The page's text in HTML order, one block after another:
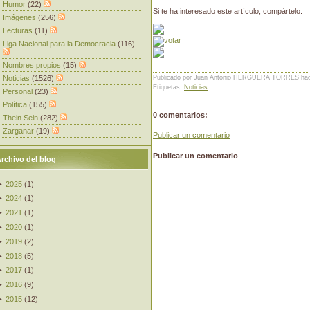
Si te ha interesado este artículo, compártelo.
Publicado por Juan Antonio HERGUERA TORRES
Etiquetas: Noticias
0 comentarios:
Publicar un comentario
Publicar un comentario
Humor (22)
Imágenes (256)
Lecturas (11)
Liga Nacional para la Democracia (116)
Nombres propios (15)
Noticias (1526)
Personal (23)
Política (155)
Thein Sein (282)
Zarganar (19)
del blog
2025 (1)
2024 (1 )
2021 (1)
2020 (1)
2019 (2)
2018 (5)
2017 (1 )
2016 (9)
2015 (12)